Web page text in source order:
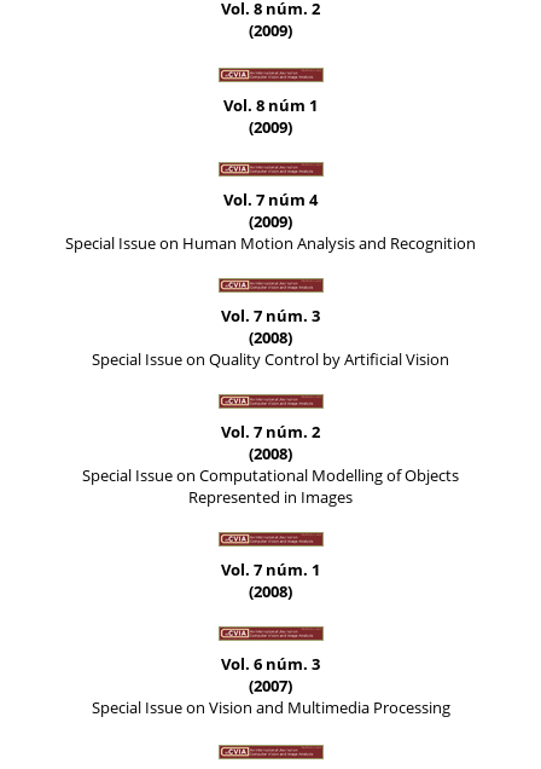
Vol. 8 núm. 2
(2009)
Vol. 8 núm 1
(2009)
Vol. 7 núm 4
(2009)
Special Issue on Human Motion Analysis and Recognition
Vol. 7 núm. 3
(2008)
Special Issue on Quality Control by Artificial Vision
Vol. 7 núm. 2
(2008)
Special Issue on Computational Modelling of Objects
Represented in Images
Vol. 7 núm. 1
(2008)
Vol. 6 núm. 3
(2007)
Special Issue on Vision and Multimedia Processing